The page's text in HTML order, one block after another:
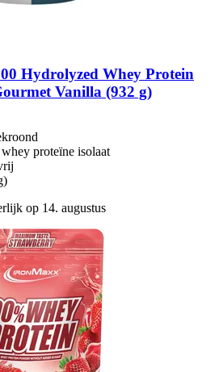
Hydrolyzed Whey Protein
Vanilla (932 g)
proteïne isolaat
op 14. augustus